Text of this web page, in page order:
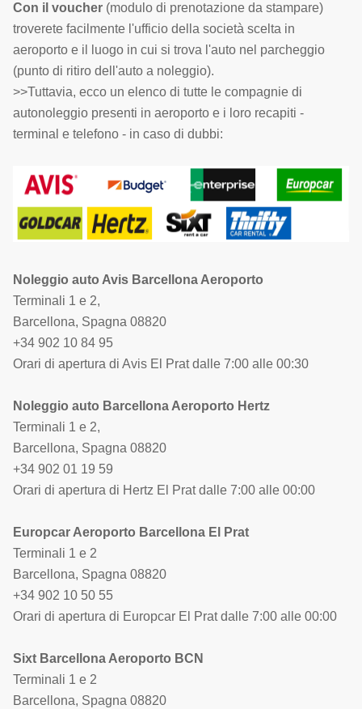
Con il voucher (modulo di prenotazione da stampare)
troverete facilmente l'ufficio della società scelta in
aeroporto e il luogo in cui si trova l'auto nel parcheggio
(punto di ritiro dell'auto a noleggio).
>>Tuttavia, ecco un elenco di tutte le compagnie di
autonoleggio presenti in aeroporto e i loro recapiti -
terminal e telefono - in caso di dubbi:
Noleggio auto Avis Barcellona Aeroporto
Terminali 1 e 2,
Barcellona, Spagna 08820
+34 902 10 84 95
Orari di apertura di Avis El Prat dalle 7:00 alle 00:30
Noleggio auto Barcellona Aeroporto Hertz
Terminali 1 e 2,
Barcellona, Spagna 08820
+34 902 01 19 59
Orari di apertura di Hertz El Prat dalle 7:00 alle 00:00
Europcar Aeroporto Barcellona El Prat
Terminali 1 e 2
Barcellona, Spagna 08820
+34 902 10 50 55
Orari di apertura di Europcar El Prat dalle 7:00 alle 00:00
Sixt Barcellona Aeroporto BCN
Terminali 1 e 2
Barcellona, Spagna 08820